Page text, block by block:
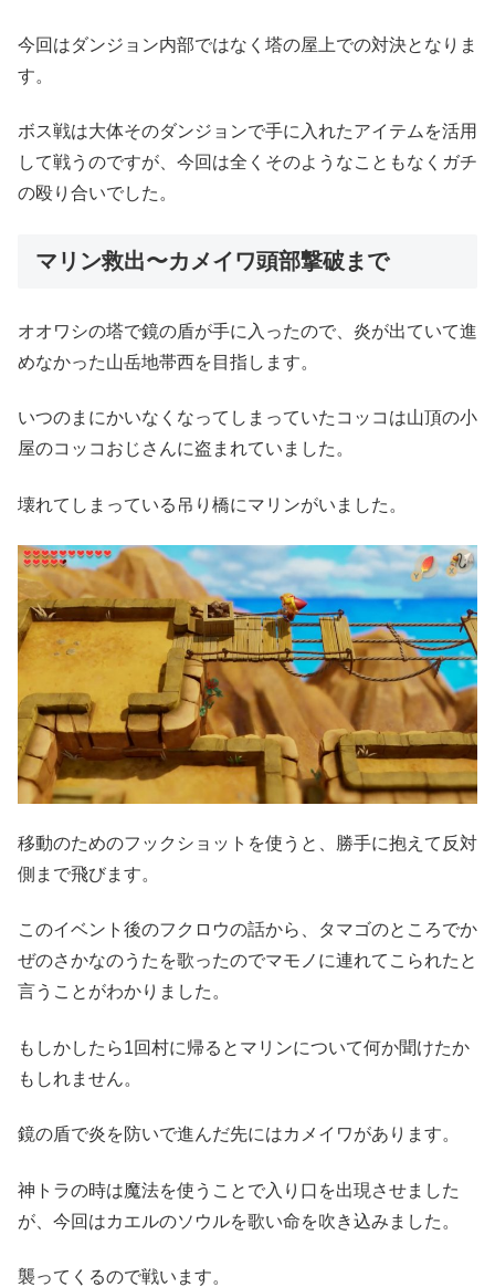
今回はダンジョン内部ではなく塔の屋上での対決となりま
す。
ボス戦は大体そのダンジョンで手に入れたアイテムを活用
して戦うのですが、今回は全くそのようなこともなくガチ
の殴り合いでした。
マリン救出〜カメイワ頭部撃破まで
オオワシの塔で鏡の盾が手に入ったので、炎が出ていて進
めなかった山岳地帯西を目指します。
いつのまにかいなくなってしまっていたコッコは山頂の小
屋のコッコおじさんに盗まれていました。
壊れてしまっている吊り橋にマリンがいました。
移動のためのフックショットを使うと、勝手に抱えて反対
側まで飛びます。
このイベント後のフクロウの話から、タマゴのところでか
ぜのさかなのうたを歌ったのでマモノに連れてこられたと
言うことがわかりました。
もしかしたら1回村に帰るとマリンについて何か聞けたか
もしれません。
鏡の盾で炎を防いで進んだ先にはカメイワがあります。
神トラの時は魔法を使うことで入り口を出現させました
が、今回はカエルのソウルを歌い命を吹き込みました。
襲ってくるので戦います。